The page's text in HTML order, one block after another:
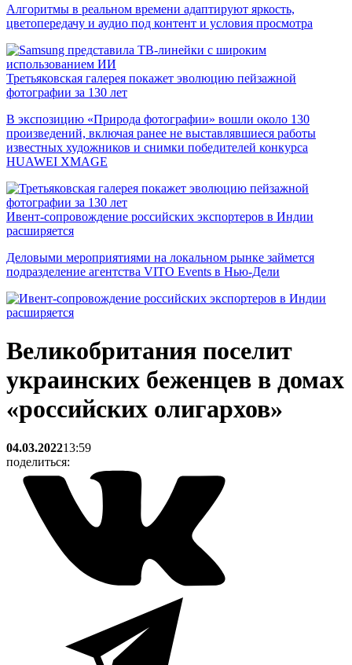
Алгоритмы в реальном времени адаптируют яркость,
цветопередачу и аудио под контент и условия просмотра
Третьяковская галерея покажет эволюцию пейзажной
фотографии за 130 лет
В экспозицию «Природа фотографии» вошли около 130
произведений, включая ранее не выставлявшиеся работы
известных художников и снимки победителей конкурса
HUAWEI XMAGE
Ивент-сопровождение российских экспортеров в Индии
расширяется
Деловыми мероприятиями на локальном рынке займется
подразделение агентства VITO Events в Нью-Дели
Великобритания поселит
украинских беженцев в домах
«российских олигархов»
04.03.202213:59
поделиться: